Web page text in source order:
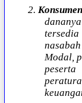
2.Konsumen
Modal,